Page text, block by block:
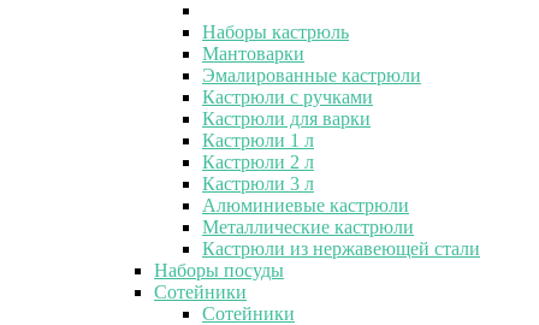
Наборы кастрюль
Мантоварки
Эмалированные кастрюли
Кастрюли с ручками
Кастрюли для варки
Кастрюли 1 л
Кастрюли 2 л
Кастрюли 3 л
Алюминиевые кастрюли
Металлические кастрюли
Кастрюли из нержавеющей стали
Наборы посуды
Сотейники
Сотейники